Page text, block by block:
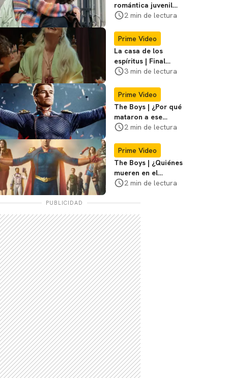
romántica juvenil
fue su mayor rival
final
2 min de lectura
Prime Video
La casa de los
espíritus | Final
explicado de la
3 min de lectura
Prime Video
The Boys | ¿Por qué
mataron a ese
personaje en el
Responden
2 min de lectura
Prime Video
The Boys | ¿Quiénes
mueren en el
episodio 5 de la
2 min de lectura
PUBLICIDAD